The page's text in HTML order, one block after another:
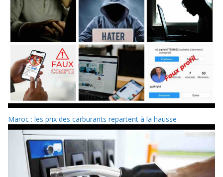
Maroc : les prix des carburants repartent à la hausse